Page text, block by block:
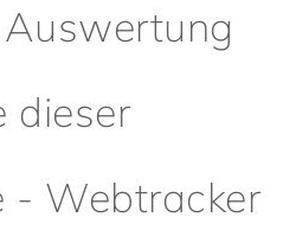
dieser
- Webtracker